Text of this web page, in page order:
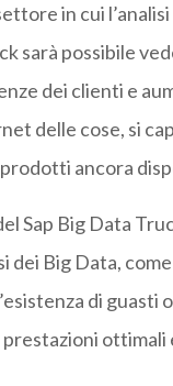
in cui
sarà possibile
dei clienti e
delle cose, si
ancora
Sap Big Data
dei Big Data,
di guasti
ottimali